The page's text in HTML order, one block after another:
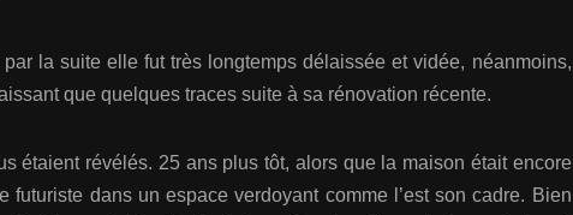
la suite elle fut très longtemps délaissée et vidée, néanmoins,
que quelques traces suite à sa rénovation récente.
étaient révélés. 25 ans plus tôt, alors que la maison était encore
dans un espace verdoyant comme l’est son cadre. Bien